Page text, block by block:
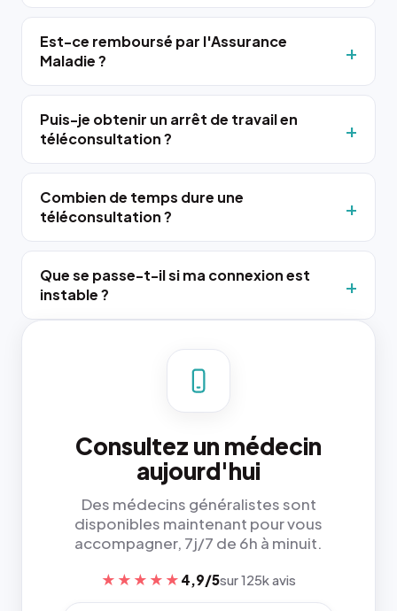
Est-ce remboursé par l'Assurance
Maladie ?
Puis-je obtenir un arrêt de travail en
téléconsultation ?
Combien de temps dure une
téléconsultation ?
Que se passe-t-il si ma connexion est
instable ?
Consultez un médecin
aujourd'hui
Des médecins généralistes sont
disponibles maintenant pour vous
accompagner, 7j/7 de 6h à minuit.
★★★★★ 4,9/5sur 125k avis